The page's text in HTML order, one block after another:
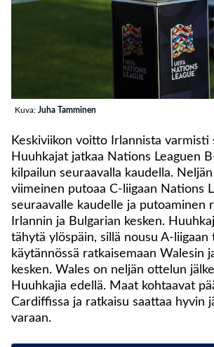
Kuva: Juha Tamminen
Keskiviikon voitto Irlannista varmisti
Huuhkajat jatkaa Nations Leaguen
kilpailun seuraavalla kaudella.
viimeinen putoaa C-liigaan Nations
seuraavalle kaudelle ja putoaminen
Irlannin ja Bulgarian kesken.
tähytä ylöspäin, sillä nousu A-liigaan
käytännössä ratkaisemaan Walesin
kesken. Wales on neljän ottelun
Huuhkajia edellä. Maat kohtaavat
Cardiffissa ja ratkaisu saattaa hyvin
varaan.